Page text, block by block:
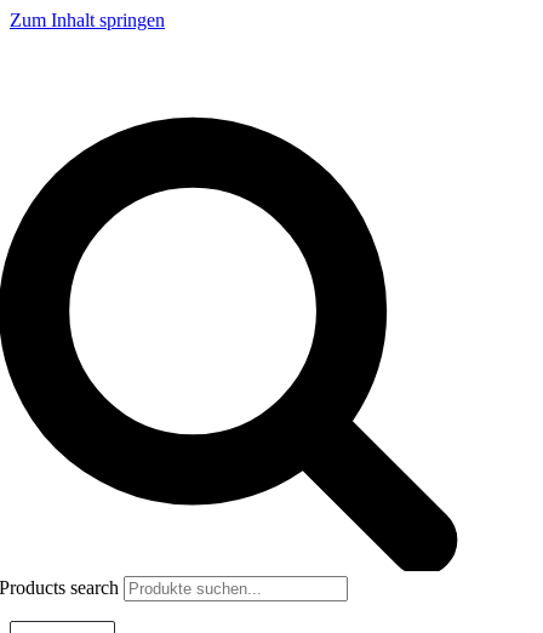
Zum Inhalt springen
Products search